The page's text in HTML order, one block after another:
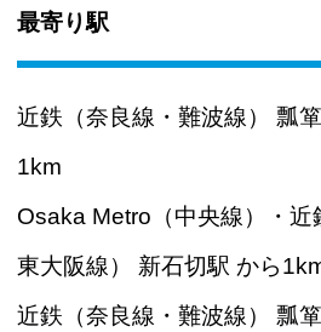
最寄り駅
近鉄（奈良線・難波線） 瓢
1km
Osaka Metro（中央線）・近
東大阪線） 新石切駅 から
近鉄（奈良線・難波線） 瓢